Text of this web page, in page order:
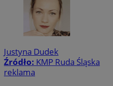
Justyna Dudek
Źródło: KMP Ruda Śląska
reklama